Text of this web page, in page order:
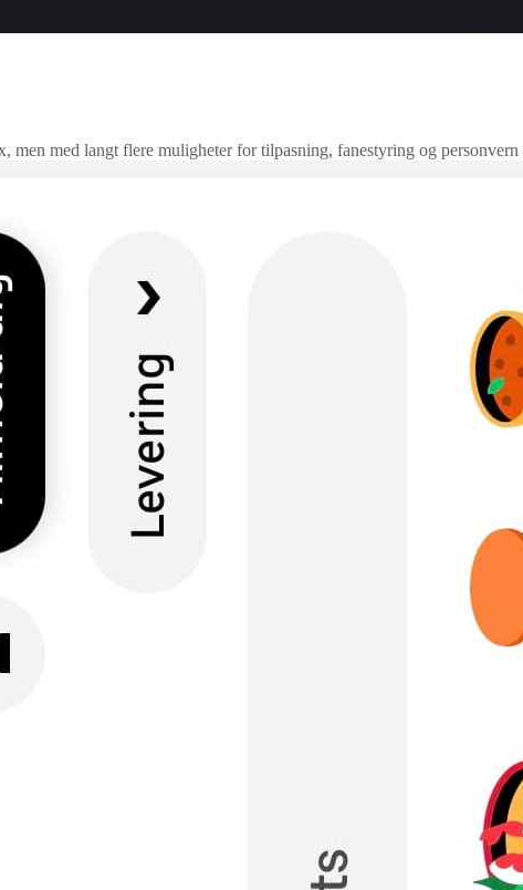
men med langt flere muligheter for tilpasning, fanestyring og